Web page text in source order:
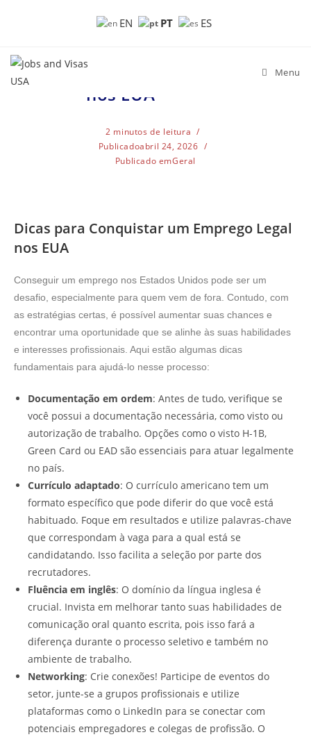
EN PT ES
Menu
Dicas para
Emprego Legal
nos EUA
2 minutos de leitura
Publicadoabril 24, 2026
Publicado emGeral
Dicas para Conquistar um Emprego Legal
nos EUA
Conseguir um emprego nos Estados Unidos pode ser um
desafio, especialmente para quem vem de fora. Contudo, com
as estratégias certas, é possível aumentar suas chances e
encontrar uma oportunidade que se alinhe às suas habilidades
e interesses profissionais. Aqui estão algumas dicas
fundamentais para ajudá-lo nesse processo:
Documentação em ordem: Antes de tudo, verifique se
você possui a documentação necessária, como visto ou
autorização de trabalho. Opções como o visto H-1B,
Green Card ou EAD são essenciais para atuar legalmente
no país.
Currículo adaptado: O currículo americano tem um
formato específico que pode diferir do que você está
habituado. Foque em resultados e utilize palavras-chave
que correspondam à vaga para a qual está se
candidatando. Isso facilita a seleção por parte dos
recrutadores.
Fluência em inglês: O domínio da língua inglesa é
crucial. Invista em melhorar tanto suas habilidades de
comunicação oral quanto escrita, pois isso fará a
diferença durante o processo seletivo e também no
ambiente de trabalho.
Networking: Crie conexões! Participe de eventos do
setor, junte-se a grupos profissionais e utilize
plataformas como o LinkedIn para se conectar com
potenciais empregadores e colegas de profissão. O